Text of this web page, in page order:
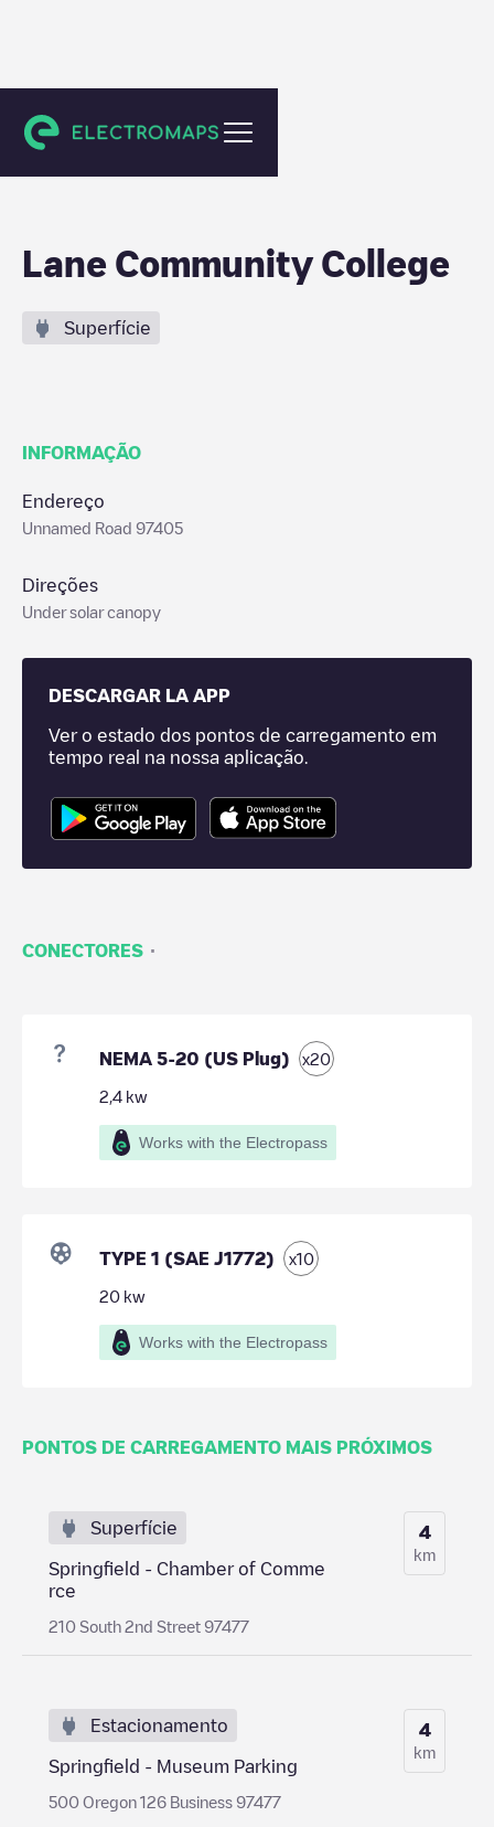
Eugene
Lane Community College
Superfície
INFORMAÇÃO
Endereço
Unnamed Road 97405
Direções
Under solar canopy
DESCARGAR LA APP
Ver o estado dos pontos de carregamento em
tempo real na nossa aplicação.
CONECTORES ·
NEMA 5-20 (US Plug) x20
2,4 kw
Works with the Electropass
TYPE 1 (SAE J1772) x10
20 kw
Works with the Electropass
PONTOS DE CARREGAMENTO MAIS PRÓXIMOS
Superfície
Springfield - Chamber of Comme
rce
210 South 2nd Street 97477
4
km
Estacionamento
Springfield - Museum Parking
500 Oregon 126 Business 97477
4
km